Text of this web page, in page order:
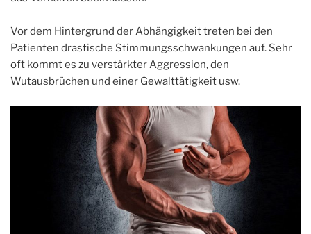
Vor dem Hintergrund der Abhängigkeit treten bei den
Patienten drastische Stimmungsschwankungen auf. Sehr
oft kommt es zu verstärkter Aggression, den
Wutausbrüchen und einer Gewalttätigkeit usw.